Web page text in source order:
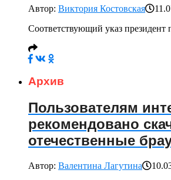
Автор: Виктория Костовская
Соответствующий указ президент
Архив
Пользователям
рекомендовано
отечественные
Автор: Валентина Лагутина